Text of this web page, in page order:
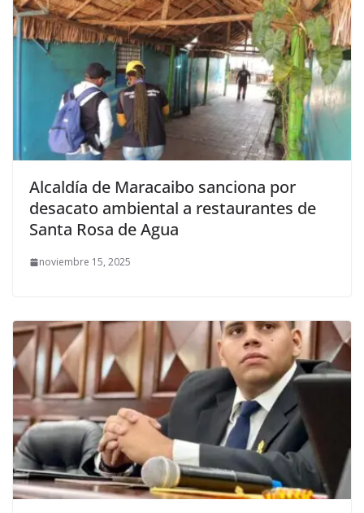
Alcaldía de Maracaibo sanciona por
desacato ambiental a restaurantes de
Santa Rosa de Agua
noviembre 15, 2025